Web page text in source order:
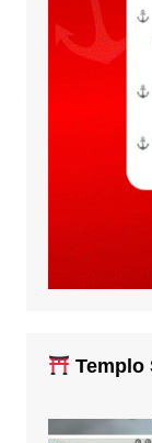
Templo